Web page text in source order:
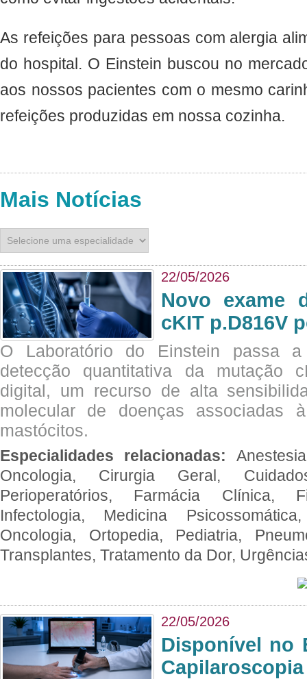
As refeições para pessoas com alergia
do hospital. O Einstein buscou no
aos nossos pacientes com o mesmo
refeições produzidas em nossa cozinha.
Mais Notícias
22/05/2026
Novo exame
cKIT p.D816V
O Laboratório do Einstein passa
detecção quantitativa da mutação
digital, um recurso de alta
molecular de doenças associadas
mastócitos.
Especialidades relacionadas:
Oncologia, Cirurgia Geral,
Perioperatórios, Farmácia Clínica,
Infectologia, Medicina
Oncologia, Ortopedia, Pediatria,
Transplantes, Tratamento da Dor,
22/05/2026
Disponível no